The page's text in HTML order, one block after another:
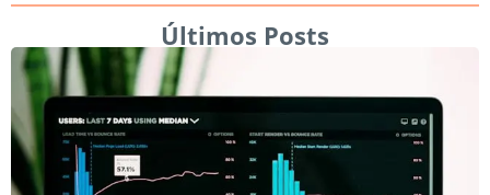
Últimos Posts